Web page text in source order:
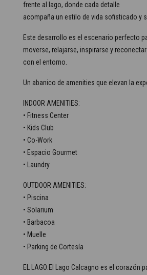
frente al lago, donde cada detalle
acompaña un estilo de vida sofisticado y
Este desarrollo es el escenario perfecto
moverse, relajarse, inspirarse y
con el entorno.
Un abanico de amenities que elevan la
INDOOR AMENITIES:
• Fitness Center
• Kids Club
• Co-Work
• Espacio Gourmet
• Laundry
OUTDOOR AMENITIES:
• Piscina
• Solarium
• Barbacoa
• Muelle
• Parking de Cortesía
EL LAGO:El Lago Calcagno es el corazón